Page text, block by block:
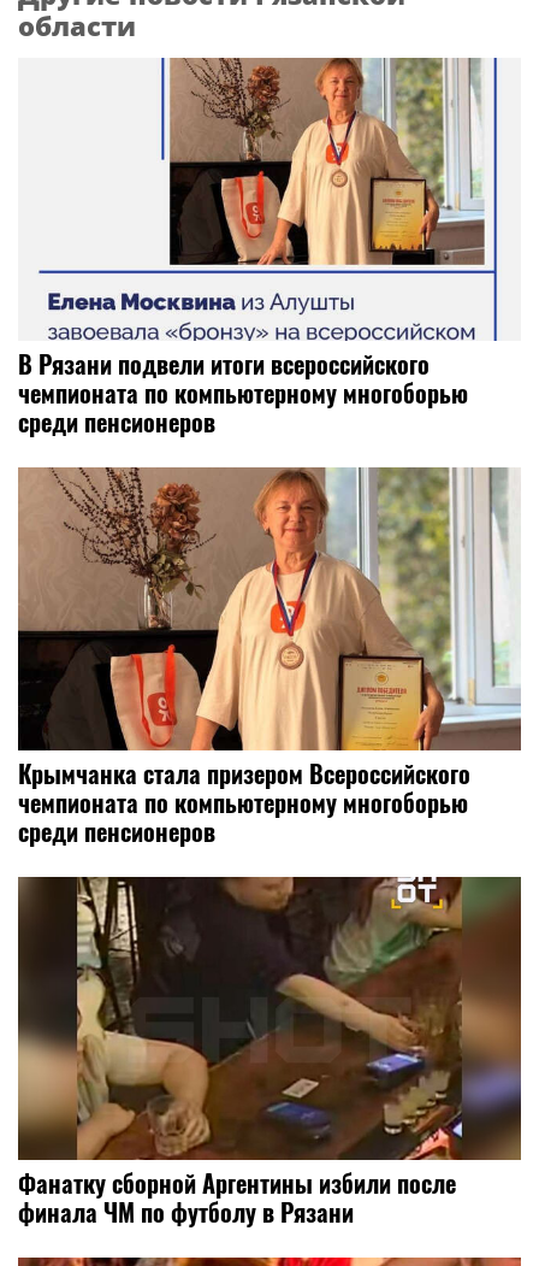
области
В Рязани подвели итоги всероссийского
чемпионата по компьютерному многоборью
среди пенсионеров
Крымчанка стала призером Всероссийского
чемпионата по компьютерному многоборью
среди пенсионеров
Фанатку сборной Аргентины избили после
финала ЧМ по футболу в Рязани